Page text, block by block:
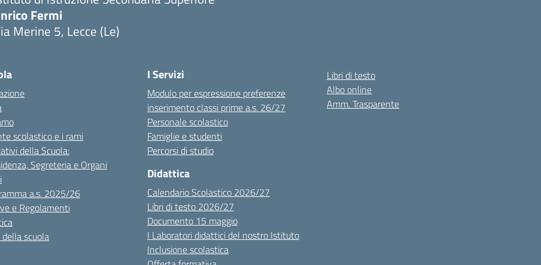
Fermi
Merine 5, Lecce (Le)
scolastico e i rami
della Scuola:
Segreteria e Organi
a.s. 2025/26
e Regolamenti
scuola
I Servizi
Modulo per espressione preferenze
inserimento classi prime a.s. 26/27
Personale scolastico
Famiglie e studenti
Percorsi di studio
Didattica
Calendario Scolastico 2026/27
Libri di testo 2026/27
Documento 15 maggio
I Laboratori didattici del nostro Istituto
Inclusione scolastica
Libri di testo
Albo online
Amm. Trasparente